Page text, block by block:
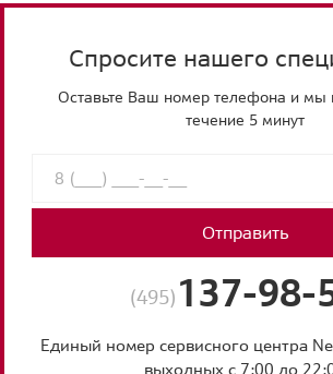
Спросите нашего
Оставьте Ваш номер телефона и мы
течение 5 минут
Отправить
(495) 137-98-
Единый номер сервисного центра
выходных с 7:00 до